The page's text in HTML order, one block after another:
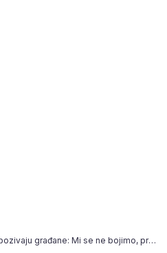
Puljak i Orešković pozivaju građane: Mi se ne bojimo, prijavite nam devastaciju javnog dobra